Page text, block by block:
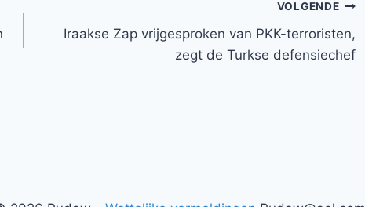
VOLGENDE
Iraakse Zap vrijgesproken van PKK-terroristen,
zegt de Turkse defensiechef